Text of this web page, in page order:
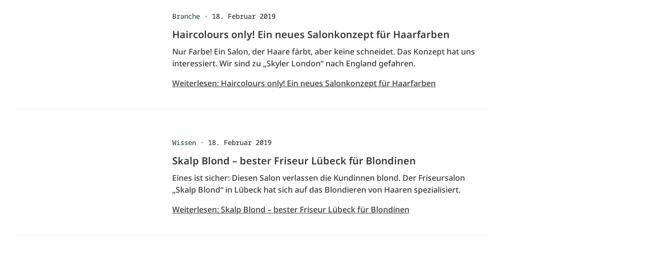
Branche · 18. Februar 2019
Haircolours only! Ein neues Salonkonzept für Haarfarben
Nur Farbe! Ein Salon, der Haare färbt, aber keine schneidet. Das Konzept hat uns
interessiert. Wir sind zu „Skyler London“ nach England gefahren.
Weiterlesen: Haircolours only! Ein neues Salonkonzept für Haarfarben
Wissen · 18. Februar 2019
Skalp Blond – bester Friseur Lübeck für Blondinen
Eines ist sicher: Diesen Salon verlassen die Kundinnen blond. Der Friseursalon
„Skalp Blond“ in Lübeck hat sich auf das Blondieren von Haaren spezialisiert.
Weiterlesen: Skalp Blond – bester Friseur Lübeck für Blondinen